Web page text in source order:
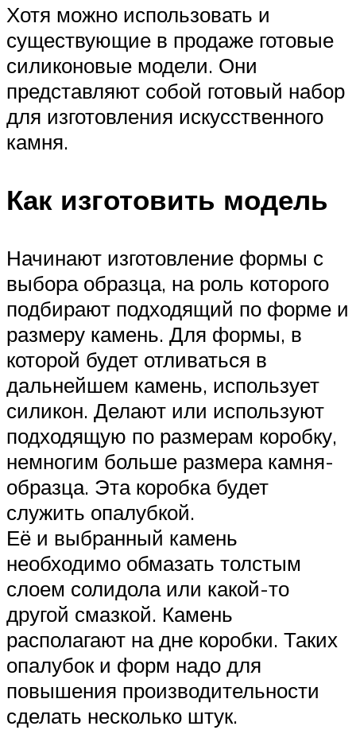
Хотя можно использовать и
существующие в продаже готовые
силиконовые модели. Они
представляют собой готовый набор
для изготовления искусственного
камня.
Как изготовить модель
Начинают изготовление формы с
выбора образца, на роль которого
подбирают подходящий по форме и
размеру камень. Для формы, в
которой будет отливаться в
дальнейшем камень, использует
силикон. Делают или используют
подходящую по размерам коробку,
немногим больше размера камня-
образца. Эта коробка будет
служить опалубкой.
Её и выбранный камень
необходимо обмазать толстым
слоем солидола или какой-то
другой смазкой. Камень
располагают на дне коробки. Таких
опалубок и форм надо для
повышения производительности
сделать несколько штук.